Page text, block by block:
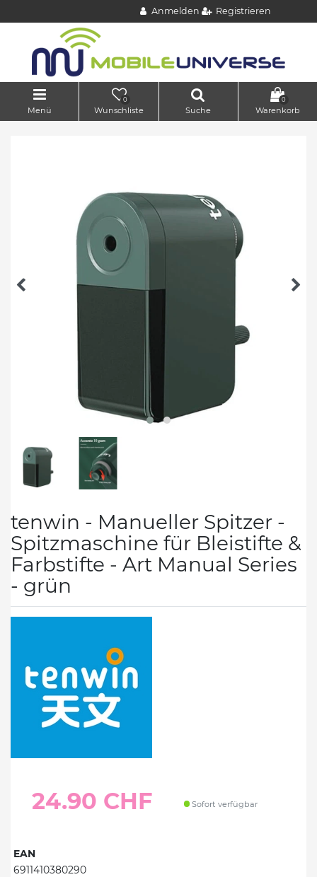
Anmelden Registrieren
Menü
0
Wunschliste Suche
0
Warenkorb
tenwin - Manueller Spitzer -
Spitzmaschine für Bleistifte &
Farbstifte - Art Manual Series
- grün
24.90 CHF Sofort verfügbar
EAN
6911410380290